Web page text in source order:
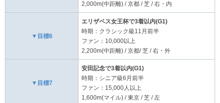
2,000m(中距離) / 京都 / 芝 / 右・内
▼目標6
エリザベス女王杯で3着以内(G1)
時期：クラシック級11月前半
ファン：10,000以上
2,200m(中距離) / 京都/ 芝 / 右・外
▼目標7
安田記念で3着以内(G1)
時期：シニア級6月前半
ファン：15,000人以上
1,600m(マイル) / 東京 / 芝 / 左